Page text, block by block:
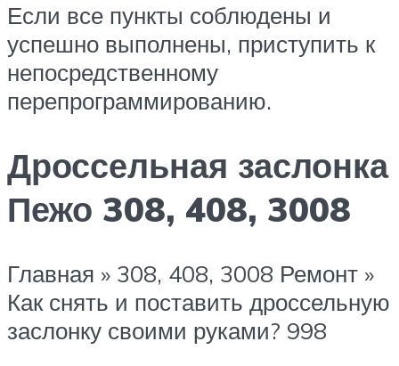
Если все пункты соблюдены и
успешно выполнены, приступить к
непосредственному
перепрограммированию.
Дроссельная заслонка
Пежо 308, 408, 3008
Главная » 308, 408, 3008 Ремонт »
Как снять и поставить дроссельную
заслонку своими руками? 998